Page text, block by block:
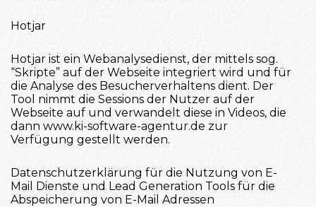
Hotjar
Hotjar ist ein Webanalysedienst, der mittels sog.
“Skripte” auf der Webseite integriert wird und für
die Analyse des Besucherverhaltens dient. Der
Tool nimmt die Sessions der Nutzer auf der
Webseite auf und verwandelt diese in Videos, die
dann www.ki-software-agentur.de zur
Verfügung gestellt werden.
Datenschutzerklärung für die Nutzung von E-
Mail Dienste und Lead Generation Tools für die
Abspeicherung von E-Mail Adressen